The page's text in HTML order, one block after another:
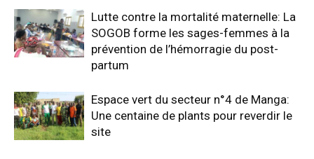
Lutte contre la mortalité maternelle: La
SOGOB forme les sages-femmes à la
prévention de l’hémorragie du post-
partum
Espace vert du secteur n°4 de Manga:
Une centaine de plants pour reverdir le
site